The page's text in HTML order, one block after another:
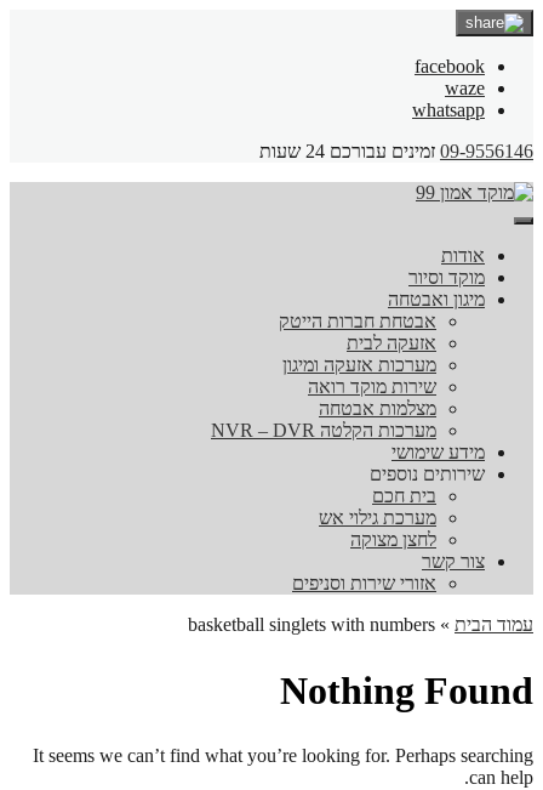
facebook
waze
whatsapp
09-9556146 זמינים עבורכם 24 שעות
אודות
מוקד וסיור
מיגון ואבטחה
אבטחת חברות הייטק
אזעקה לבית
מערכות אזעקה ומיגון
שירות מוקד רואה
מצלמות אבטחה
מערכות הקלטה NVR – DVR
מידע שימושי
שירותים נוספים
בית חכם
מערכת גילוי אש
לחצן מצוקה
צור קשר
אזורי שירות וסניפים
עמוד הבית »
basketball singlets with numbers
Nothing Found
It seems we can’t find what you’re looking for. Perhaps searching
can help.